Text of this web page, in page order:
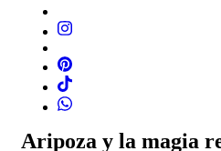
Aripoza y la magia